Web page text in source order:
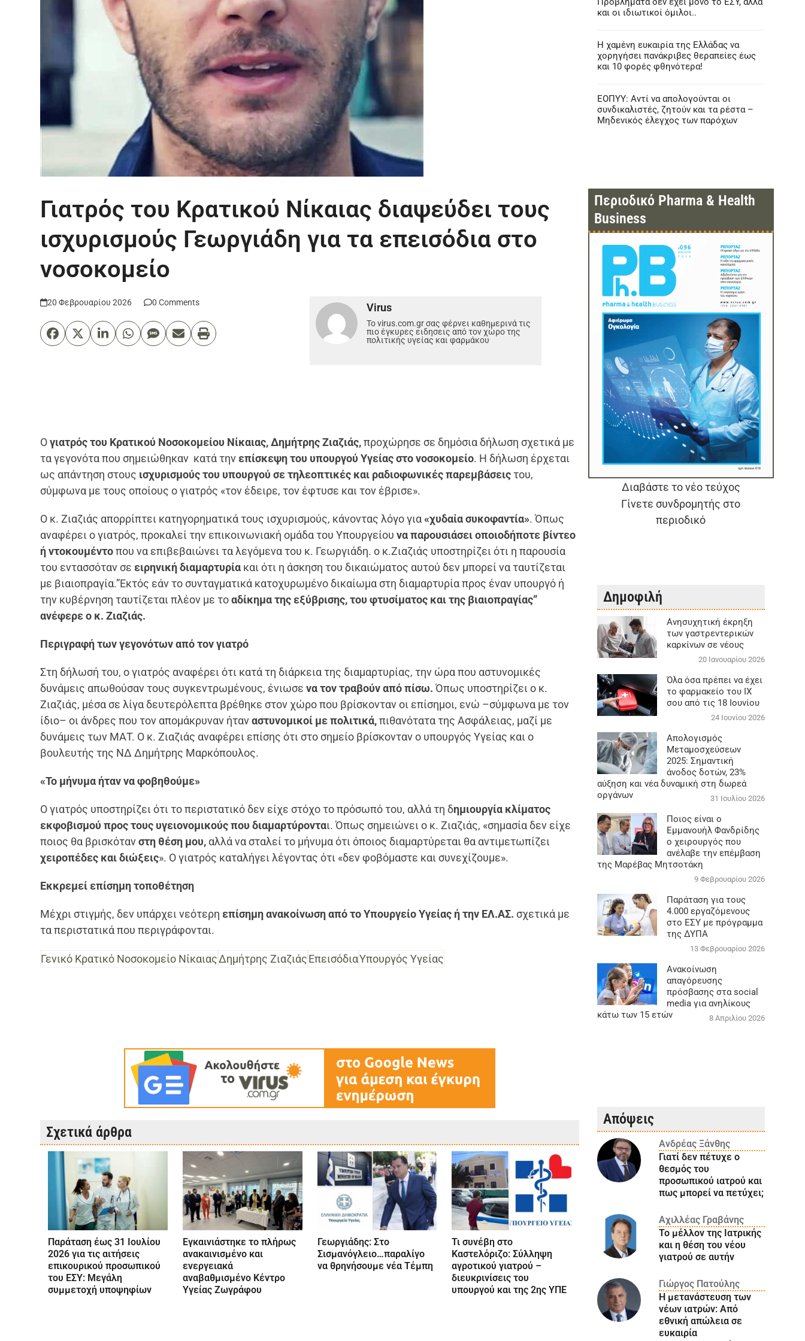
Γιατρός του Κρατικού Νίκαιας διαψεύδει τους
ισχυρισμούς Γεωργιάδη για τα επεισόδια στο
νοσοκομείο
20 Φεβρουαρίου 2026 0 Comments Virus
Το virus.com.gr σας φέρνει καθημερινά τις
πιο έγκυρες ειδησεις από τον χώρο της
πολιτικής υγείας και φαρμάκου
Ογιατρός του Κρατικού Νοσοκομείου Νίκαιας, Δημήτρης Ζιαζιάς,προχώρησε σε δημόσια δήλωση σχετικά με
τα γεγονότα που σημειώθηκαν κατά την επίσκεψη του υπουργού Υγείας στο νοσοκομείο. Η δήλωση έρχεται
ως απάντηση στους ισχυρισμούς του υπουργού σε τηλεοπτικές και ραδιοφωνικές παρεμβάσειςτου,
σύμφωνα με τους οποίους ο γιατρός «τον έδειρε, τον έφτυσε και τον έβρισε».
Ο κ. Ζιαζιάς απορρίπτει κατηγορηματικά τους ισχυρισμούς, κάνοντας λόγο για«χυδαία συκοφαντία». Όπως
αναφέρει ο γιατρός, προκαλεί την επικοινωνιακή ομάδα του Υπουργείουνα παρουσιάσει οποιοδήποτε βίντεο
ή ντοκουμέντοπου να επιβεβαιώνει τα λεγόμενα του κ. Γεωργιάδη. ο κ.Ζιαζιάς υποστηρίζει ότι η παρουσία
του εντασσόταν σε ειρηνική διαμαρτυρία και ότι η άσκηση του δικαιώματος αυτού δεν μπορεί να ταυτίζεται
με βιαιοπραγία.”Εκτός εάν το συνταγματικά κατοχυρωμένο δικαίωμα στη διαμαρτυρία προς έναν υπουργό ή
την κυβέρνηση ταυτίζεται πλέον με τοαδίκημα της εξύβρισης, του φτυσίματος και της βιαιοπραγίας”
ανέφερε ο κ. Ζιαζιάς.
Περιγραφή των γεγονότων από τον γιατρό
Στη δήλωσή του, ο γιατρός αναφέρει ότι κατά τη διάρκεια της διαμαρτυρίας, την ώρα που αστυνομικές
δυνάμεις απωθούσαν τους συγκεντρωμένους, ένιωσενα τον τραβούν από πίσω. Όπως υποστηρίζει ο κ.
Ζιαζιάς, μέσα σε λίγα δευτερόλεπτα βρέθηκε στον χώρο που βρίσκονταν οι επίσημοι, ενώ –σύμφωνα με τον
ίδιο– οι άνδρες που τον απομάκρυναν ήταναστυνομικοί με πολιτικά,πιθανότατα της Ασφάλειας, μαζί με
δυνάμεις των ΜΑΤ. Ο κ. Ζιαζιάς αναφέρει επίσης ότι στο σημείο βρίσκονταν ο υπουργός Υγείας και ο
βουλευτής της ΝΔ Δημήτρης Μαρκόπουλος.
«Το μήνυμα ήταν να φοβηθούμε»
Ο γιατρός υποστηρίζει ότι το περιστατικό δεν είχε στόχο το πρόσωπό του, αλλά τη δημιουργία κλίματος
εκφοβισμού προς τους υγειονομικούς που διαμαρτύρονται. Όπως σημειώνει ο κ. Ζιαζιάς, «σημασία δεν είχε
ποιος θα βρισκότανστη θέση μου, αλλά να σταλεί το μήνυμα ότι όποιος διαμαρτύρεται θα αντιμετωπίζει
χειροπέδες και διώξεις». Ο γιατρός καταλήγει λέγοντας ότι «δεν φοβόμαστε και συνεχίζουμε».
Εκκρεμεί επίσημη τοποθέτηση
Μέχρι στιγμής, δεν υπάρχει νεότερη επίσημη ανακοίνωση από το Υπουργείο Υγείας ή την ΕΛ.ΑΣ. σχετικά με
τα περιστατικά που περιγράφονται.
Γενικό Κρατικό Νοσοκομείο ΝίκαιαςΔημήτρης ΖιαζιάςΕπεισόδιαΥπουργός Υγείας
Σχετικά άρθρα
Παράταση έως 31 Ιουλίου
2026 για τις αιτήσεις
επικουρικού προσωπικού
του ΕΣΥ: Μεγάλη
συμμετοχή υποψηφίων
Εγκαινιάστηκε το πλήρως
ανακαινισμένο και
ενεργειακά
αναβαθμισμένο Κέντρο
Υγείας Ζωγράφου
Γεωργιάδης: Στο
Σισμανόγλειο…παραλίγο
να θρηνήσουμε νέα Τέμπη
Τι συνέβη στο
Καστελόριζο: Σύλληψη
αγροτικού γιατρού –
διευκρινίσεις του
υπουργού και της 2ης ΥΠΕ
και οι ιδιωτικοί όμιλοι..
Η χαμένη ευκαιρία της Ελλάδας να
χορηγήσει πανάκριβες θεραπείες έως
και 10 φορές φθηνότερα!
ΕΟΠΥΥ: Αντί να απολογούνται οι
συνδικαλιστές, ζητούν και τα ρέστα –
Μηδενικός έλεγχος των παρόχων
Περιοδικό Pharma & Health
Business
Διαβάστε το νέο τεύχος
Γίνετε συνδρομητής στο
περιοδικό
Δημοφιλή
Aνησυχητική έκρηξη
των γαστρεντερικών
καρκίνων σε νέους
20 Ιανουαρίου 2026
Όλα όσα πρέπει να έχει
το φαρμακείο του ΙΧ
σου από τις 18 Ιουνίου
24 Ιουνίου 2026
Απολογισμός
Μεταμοσχεύσεων
2025: Σημαντική
άνοδος δοτών, 23%
αύξηση και νέα δυναμική στη δωρεά
οργάνων
31 Ιουλίου 2026
Ποιος είναι ο
Εμμανουήλ Φανδρίδης
ο χειρουργός που
ανέλαβε την επέμβαση
της Μαρέβας Μητσοτάκη
9 Φεβρουαρίου 2026
Παράταση για τους
4.000 εργαζόμενους
στο ΕΣΥ με πρόγραμμα
της ΔΥΠΑ
13 Φεβρουαρίου 2026
Ανακοίνωση
απαγόρευσης
πρόσβασης στα social
media για ανηλίκους
κάτω των 15 ετών
8 Απριλίου 2026
Απόψεις
Ανδρέας Ξάνθης
Γιατί δεν πέτυχε ο
θεσμός του
προσωπικού ιατρού και
πως μπορεί να πετύχει;
Αχιλλέας Γραβάνης
Το μέλλον της Ιατρικής
και η θέση του νέου
γιατρού σε αυτήν
Γιώργος Πατούλης
Η μετανάστευση των
νέων ιατρών: Aπό
εθνική απώλεια σε
ευκαιρία